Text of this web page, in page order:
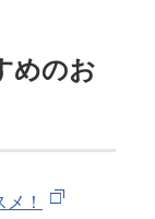
めのお
！